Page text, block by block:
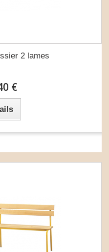
2 lames
€